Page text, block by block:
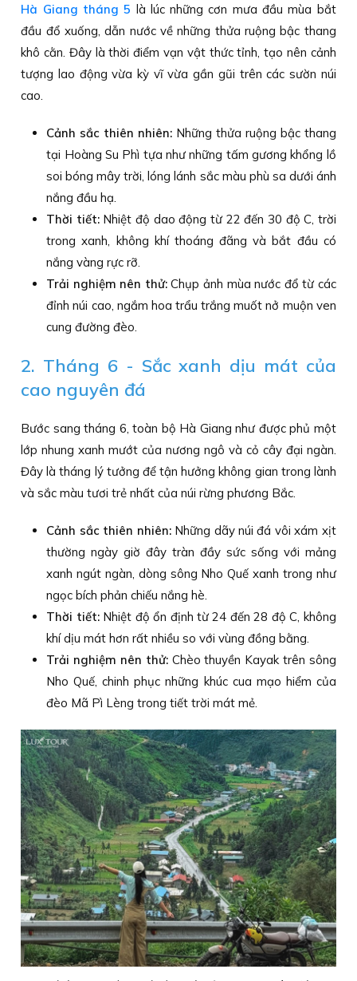
Hà Giang tháng 5 là lúc những cơn mưa đầu mùa bắt
đầu đổ xuống, dẫn nước về những thửa ruộng bậc thang
khô cằn. Đây là thời điểm vạn vật thức tỉnh, tạo nên cảnh
tượng lao động vừa kỳ vĩ vừa gần gũi trên các sườn núi
cao.
Cảnh sắc thiên nhiên: Những thửa ruộng bậc thang
tại Hoàng Su Phì tựa như những tấm gương khổng lồ
soi bóng mây trời, lóng lánh sắc màu phù sa dưới ánh
nắng đầu hạ.
Thời tiết:Nhiệt độ dao động từ 22 đến 30 độ C, trời
trong xanh, không khí thoáng đãng và bắt đầu có
nắng vàng rực rỡ.
Trải nghiệm nên thử:Chụp ảnh mùa nước đổ từ các
đỉnh núi cao, ngắm hoa trẩu trắng muốt nở muộn ven
cung đường đèo.
2. Tháng 6 - Sắc xanh dịu mát của
cao nguyên đá
Bước sang tháng 6, toàn bộ Hà Giang như được phủ một
lớp nhung xanh mướt của nương ngô và cỏ cây đại ngàn.
Đây là tháng lý tưởng để tận hưởng không gian trong lành
và sắc màu tươi trẻ nhất của núi rừng phương Bắc.
Cảnh sắc thiên nhiên:Những dãy núi đá vôi xám xịt
thường ngày giờ đây tràn đầy sức sống với mảng
xanh ngút ngàn, dòng sông Nho Quế xanh trong như
ngọc bích phản chiếu nắng hè.
Thời tiết:Nhiệt độ ổn định từ 24 đến 28 độ C, không
khí dịu mát hơn rất nhiều so với vùng đồng bằng.
Trải nghiệm nên thử:Chèo thuyền Kayak trên sông
Nho Quế, chinh phục những khúc cua mạo hiểm của
đèo Mã Pì Lèng trong tiết trời mát mẻ.